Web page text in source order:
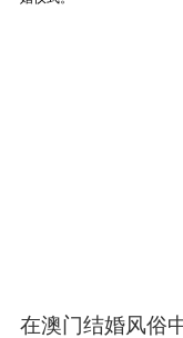
在澳门结婚风俗